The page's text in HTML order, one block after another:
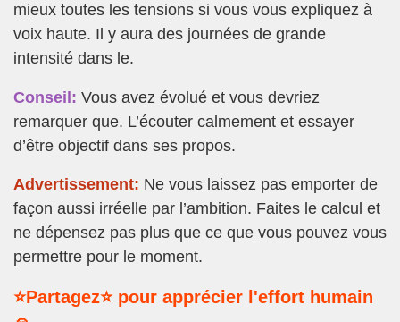
mieux toutes les tensions si vous vous expliquez à
voix haute. Il y aura des journées de grande
intensité dans le.
Conseil: Vous avez évolué et vous devriez
remarquer que. L’écouter calmement et essayer
d’être objectif dans ses propos.
Advertissement: Ne vous laissez pas emporter de
façon aussi irréelle par l’ambition. Faites le calcul et
ne dépensez pas plus que ce que vous pouvez vous
permettre pour le moment.
⭐Partagez⭐ pour apprécier l'effort humain